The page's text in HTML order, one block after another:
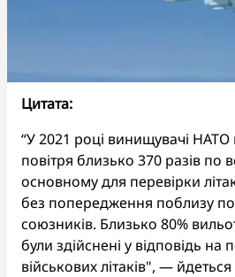
Цитата:
“У 2021 році винищувачі НАТО
повітря близько 370 разів по
основному для перевірки
без попередження поблизу
союзників. Близько 80%
були здійснені у відповідь на
військових літаків", —